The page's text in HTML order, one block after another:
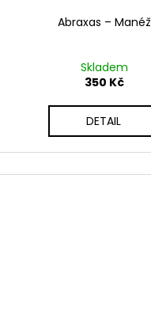
Abraxas ‎– Manéž
Skladem
350 Kč
DETAIL